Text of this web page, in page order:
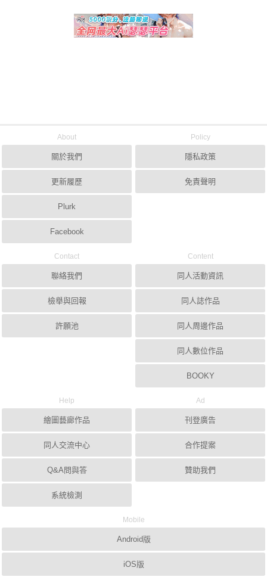
About
關於我們
更新履歷
Plurk
Facebook
Policy
隱私政策
免責聲明
Contact
聯絡我們
檢舉與回報
許願池
Content
同人活動資訊
同人誌作品
同人周邊作品
同人數位作品
BOOKY
Help
繪圖藝廊作品
同人交流中心
Q&A問與答
系統檢測
Ad
刊登廣告
合作提案
贊助我們
Mobile
Android版
iOS版